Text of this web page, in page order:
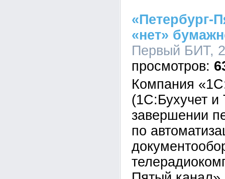
«Петербург-
«нет»
Первый БИТ,
Компания
(1С:Бухучет и
завершении
по